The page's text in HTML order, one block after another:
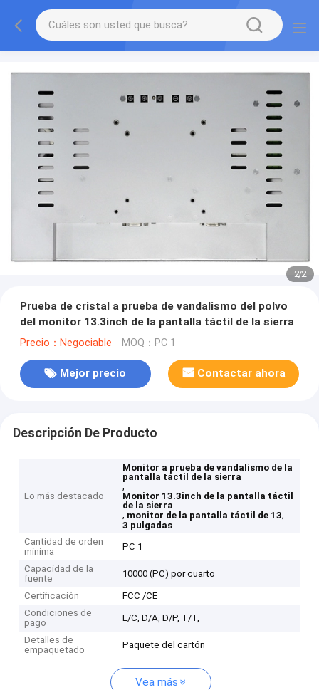
2/2
Prueba de cristal a prueba de vandalismo del polvo
del monitor 13.3inch de la pantalla táctil de la sierra
Precio：Negociable MOQ：PC 1
Mejor precio Contactar ahora
Descripción De Producto
Lo más destacado
Monitor a prueba de vandalismo de la
pantalla táctil de la sierra
,
Monitor 13.3inch de la pantalla táctil
de la sierra
, monitor de la pantalla táctil de 13,
3 pulgadas
Cantidad de orden
mínima
PC 1
Capacidad de la
fuente
10000 (PC) por cuarto
Certificación
FCC /CE
Condiciones de
pago
L/C, D/A, D/P, T/T,
Detalles de
empaquetado
Paquete del cartón
Vea más